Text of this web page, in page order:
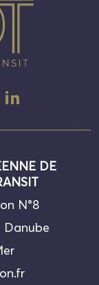
DE
N°8
Danube